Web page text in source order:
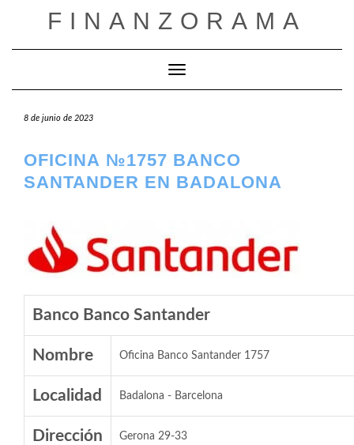
FINANZORAMA
Cambiar modo de navegación
8 de junio de 2023
OFICINA №1757 BANCO
SANTANDER EN BADALONA
Banco Banco Santander
Nombre Oficina Banco Santander 1757
Localidad Badalona - Barcelona
Dirección Gerona 29-33